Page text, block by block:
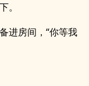
。
进房间，“你等我